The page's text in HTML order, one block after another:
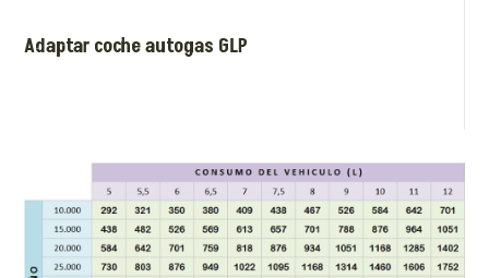
Adaptar coche autogas GLP